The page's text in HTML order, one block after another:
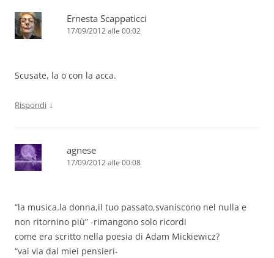
Ernesta Scappaticci
17/09/2012 alle 00:02
Scusate, la o con la acca.
Rispondi ↓
agnese
17/09/2012 alle 00:08
“la musica.la donna,il tuo passato,svaniscono nel nulla e
non ritornino più” -rimangono solo ricordi
come era scritto nella poesia di Adam Mickiewicz?
“vai via dal miei pensieri-